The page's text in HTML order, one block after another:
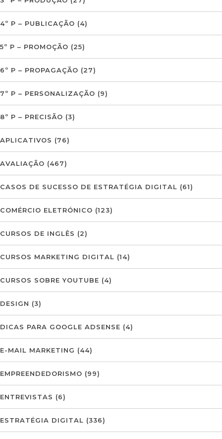
4º P – PUBLICAÇÃO (4)
5º P – PROMOÇÃO (25)
6º P – PROPAGAÇÃO (27)
7º P – PERSONALIZAÇÃO (9)
8º P – PRECISÃO (3)
APLICATIVOS (76)
AVALIAÇÃO (467)
CASOS DE SUCESSO DE ESTRATÉGIA DIGITAL (61)
COMÉRCIO ELETRÓNICO (123)
CURSOS DE INGLÊS (2)
CURSOS MARKETING DIGITAL (14)
CURSOS SOBRE YOUTUBE (4)
DESIGN (3)
DICAS PARA GOOGLE ADSENSE (4)
E-MAIL MARKETING (44)
EMPREENDEDORISMO (99)
ENTREVISTAS (6)
ESTRATÉGIA DIGITAL (336)